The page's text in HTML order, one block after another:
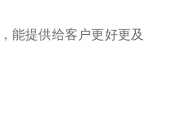
能提供给客户更好更及